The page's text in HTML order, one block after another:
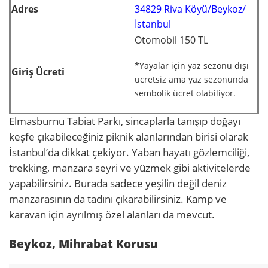
Adres
34829 Riva Köyü/Beykoz/
İstanbul
Giriş Ücreti
Otomobil 150 TL
*Yayalar için yaz sezonu dışı
ücretsiz ama yaz sezonunda
sembolik ücret olabiliyor.
Elmasburnu Tabiat Parkı, sincaplarla tanışıp doğayı
keşfe çıkabileceğiniz piknik alanlarından birisi olarak
İstanbul’da dikkat çekiyor. Yaban hayatı gözlemciliği,
trekking, manzara seyri ve yüzmek gibi aktivitelerde
yapabilirsiniz. Burada sadece yeşilin değil deniz
manzarasının da tadını çıkarabilirsiniz. Kamp ve
karavan için ayrılmış özel alanları da mevcut.
Beykoz, Mihrabat Korusu